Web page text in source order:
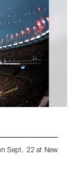
Sept. 22 at New